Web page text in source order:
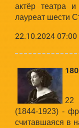
актёр театра
лауреат шести
22.10.2024 07:00
22
(1844-1923) -
считавшаяся в